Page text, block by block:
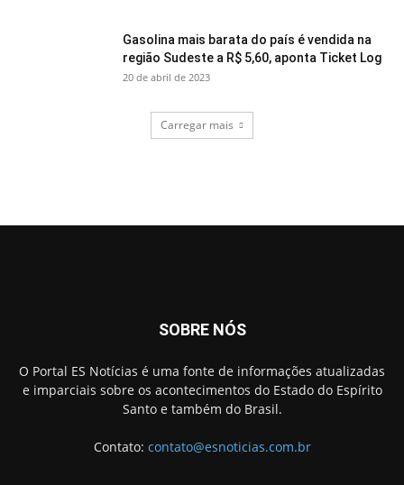
Gasolina mais barata do país é vendida na
região Sudeste a R$ 5,60, aponta Ticket Log
20 de abril de 2023
Carregar mais
SOBRE NÓS
O Portal ES Notícias é uma fonte de informações atualizadas
e imparciais sobre os acontecimentos do Estado do Espírito
Santo e também do Brasil.
Contato: contato@esnoticias.com.br